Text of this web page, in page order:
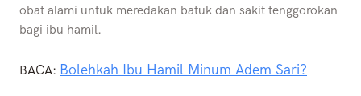
obat alami untuk meredakan batuk dan sakit tenggorokan
bagi ibu hamil.
BACA: Bolehkah Ibu Hamil Minum Adem Sari?